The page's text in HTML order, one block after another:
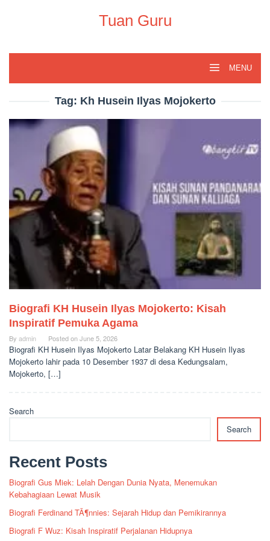
Tuan Guru
MENU
Tag: Kh Husein Ilyas Mojokerto
Biografi KH Husein Ilyas Mojokerto: Kisah
Inspiratif Pemuka Agama
By admin Posted onJune 5, 2026
Biografi KH Husein Ilyas Mojokerto Latar Belakang KH Husein Ilyas
Mojokerto lahir pada 10 Desember 1937 di desa Kedungsalam,
Mojokerto, […]
Search
Search
Recent Posts
Biografi Gus Miek: Lelah Dengan Dunia Nyata, Menemukan
Kebahagiaan Lewat Musik
Biografi Ferdinand TÃ¶nnies: Sejarah Hidup dan Pemikirannya
Biografi F Wuz: Kisah Inspiratif Perjalanan Hidupnya